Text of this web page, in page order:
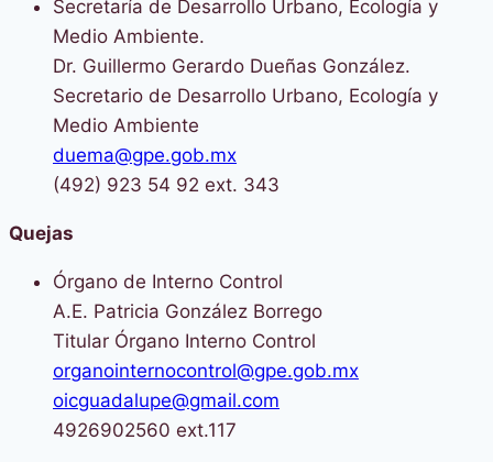
Secretaría de Desarrollo Urbano, Ecología y
Medio Ambiente.
Dr. Guillermo Gerardo Dueñas González.
Secretario de Desarrollo Urbano, Ecología y
Medio Ambiente
duema@gpe.gob.mx
(492) 923 54 92 ext. 343
Quejas
Órgano de Interno Control
A.E. Patricia González Borrego
Titular Órgano Interno Control
organointernocontrol@gpe.gob.mx
oicguadalupe@gmail.com
4926902560 ext.117